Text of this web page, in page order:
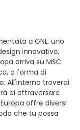
a GNL, uno
innovativo,
arriva su MSC
a forma di
All'interno troverai
di attraversare
offre diversi
che tu possa